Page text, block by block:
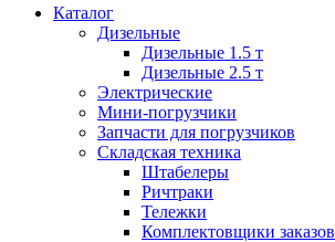
Каталог
Дизельные
Дизельные 1.5 т
Дизельные 2.5 т
Электрические
Мини-погрузчики
Запчасти для погрузчиков
Складская техника
Штабелеры
Ричтраки
Тележки
Комплектовщики заказов